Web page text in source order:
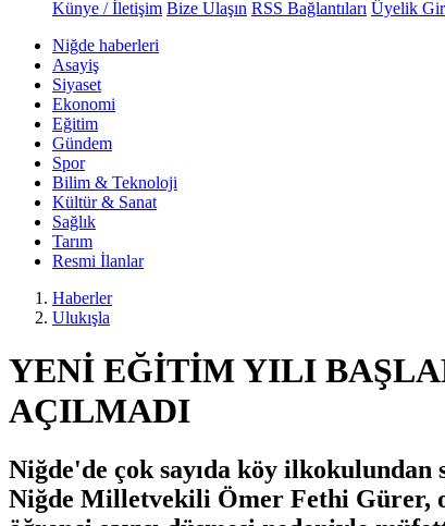
Künye / İletişim Bize Ulaşın RSS Bağlantıları Üyelik
Niğde haberleri
Asayiş
Siyaset
Ekonomi
Eğitim
Gündem
Spor
Bilim & Teknoloji
Kültür & Sanat
Sağlık
Tarım
Resmi İlanlar
Haberler
Ulukışla
YENİ EĞİTİM YILI
AÇILMADI
Niğde'de çok sayıda köy
Niğde Milletvekili Ömer Fethi Gürer,